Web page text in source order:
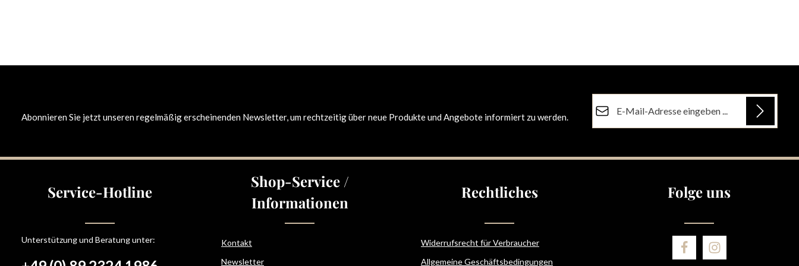
Abonnieren Sie jetzt unseren regelmäßig erscheinenden Newsletter, um rechtzeitig über neue Produkte und Angebote informiert zu werden.
Ich habe dieDatenschutzbestimmungenzur
Pflichtfelder.
Service-Hotline
Unterstützung und Beratung unter:
Shop-Service /
Informationen
Kontakt
Newsletter
Rechtliches
Widerrufsrecht für Verbraucher
Allgemeine Geschäftsbedingungen
Folge uns